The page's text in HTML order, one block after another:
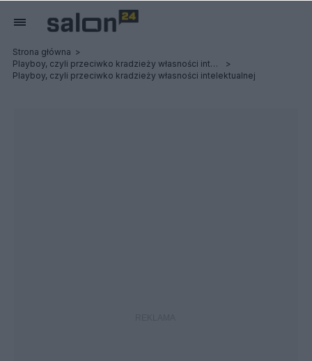
Strona główna
Playboy, czyli przeciwko kradzieży własności intelektualnej. (cz. I i II)
Playboy, czyli przeciwko kradzieży własności intelektualnej